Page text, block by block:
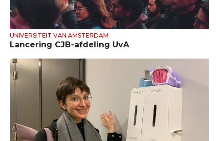
UNIVERSITEIT VAN AMSTERDAM
Lancering CJB-afdeling UvA